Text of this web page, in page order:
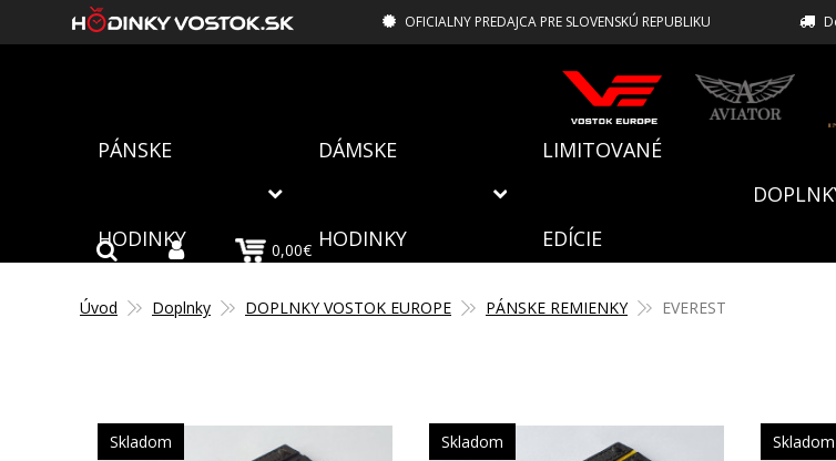
OFICIALNY PREDAJCA PRE SLOVENSKÚ REPUBLIKU
PÁNSKE
HODINKY
DÁMSKE
HODINKY
LIMITOVANÉ
EDÍCIE
0,00€
Úvod Doplnky DOPLNKY VOSTOK EUROPE PÁNSKE REMIENKY EVEREST
Skladom Skladom Skladom